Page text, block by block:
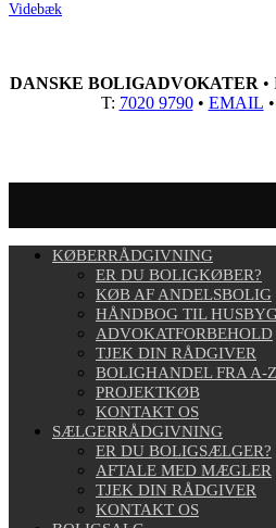
Videbæk
DANSKE BOLIGADVOKATER •
T: 7020 9790• EMAIL •
KØBERRÅDGIVNING
ER DU BOLIGKØBER?
KØB AF ANDELSBOLIG
HÅNDBOG TIL
ADVOKATFORBEHOLD
TJEK DIN RÅDGIVER
BOLIGHANDEL FRA A-Z
PROJEKTKØB
KONTAKT OS
SÆLGERRÅDGIVNING
ER DU BOLIGSÆLGER?
AFTALE MED MÆGLER
TJEK DIN RÅDGIVER
KONTAKT OS